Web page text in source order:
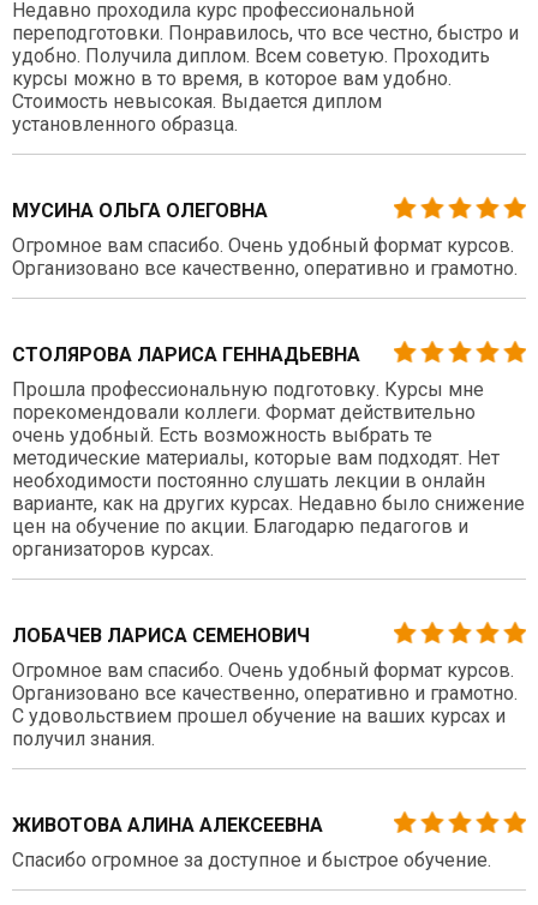
Недавно проходила курс профессиональной
переподготовки. Понравилось, что все честно, быстро и
удобно. Получила диплом. Всем советую. Проходить
курсы можно в то время, в которое вам удобно.
Стоимость невысокая. Выдается диплом
установленного образца.
МУСИНА ОЛЬГА ОЛЕГОВНА
Огромное вам спасибо. Очень удобный формат курсов.
Организовано все качественно, оперативно и грамотно.
СТОЛЯРОВА ЛАРИСА ГЕННАДЬЕВНА
Прошла профессиональную подготовку. Курсы мне
порекомендовали коллеги. Формат действительно
очень удобный. Есть возможность выбрать те
методические материалы, которые вам подходят. Нет
необходимости постоянно слушать лекции в онлайн
варианте, как на других курсах. Недавно было снижение
цен на обучение по акции. Благодарю педагогов и
организаторов курсах.
ЛОБАЧЕВ ЛАРИСА СЕМЕНОВИЧ
Огромное вам спасибо. Очень удобный формат курсов.
Организовано все качественно, оперативно и грамотно.
С удовольствием прошел обучение на ваших курсах и
получил знания.
ЖИВОТОВА АЛИНА АЛЕКСЕЕВНА
Спасибо огромное за доступное и быстрое обучение.